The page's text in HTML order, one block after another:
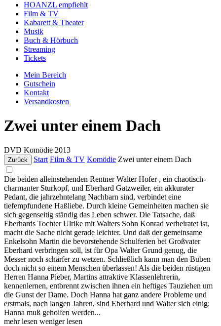
HOANZL empfiehlt
Film & TV
Kabarett & Theater
Musik
Buch & Hörbuch
Streaming
Tickets
Mein Bereich
Gutschein
Kontakt
Versandkosten
Zwei unter einem Dach
DVD Komödie 2013
Zurück Start Film & TV Komödie Zwei unter einem Dach
Die beiden alleinstehenden Rentner Walter Hofer , ein chaotisch-
charmanter Sturkopf, und Eberhard Gatzweiler, ein akkurater
Pedant, die jahrzehntelang Nachbarn sind, verbindet eine
tiefempfundene Haßliebe. Durch kleine Gemeinheiten machen sie
sich gegenseitig ständig das Leben schwer. Die Tatsache, daß
Eberhards Tochter Ulrike mit Walters Sohn Konrad verheiratet ist,
macht die Sache nicht gerade leichter. Und daß der gemeinsame
Enkelsohn Martin die bevorstehende Schulferien bei Großvater
Eberhard verbringen soll, ist für Opa Walter Grund genug, die
Messer noch schärfer zu wetzen. Schließlich kann man den Buben
doch nicht so einem Menschen überlassen! Als die beiden rüstigen
Herren Hanna Pieber, Martins attraktive Klassenlehrerin,
kennenlernen, entbrennt zwischen ihnen ein heftiges Tauziehen um
die Gunst der Dame. Doch Hanna hat ganz andere Probleme und
erstmals, nach langen Jahren, sind Eberhard und Walter sich einig:
Hanna muß geholfen werden...
mehr lesen weniger lesen